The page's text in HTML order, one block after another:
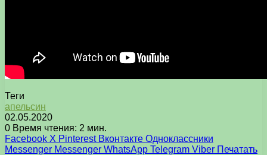
Теги
апельсин
02.05.2020
0 Время чтения: 2 мин.
Facebook X Pinterest Вконтакте Одноклассники
Messenger Messenger WhatsApp Telegram Viber Печатать